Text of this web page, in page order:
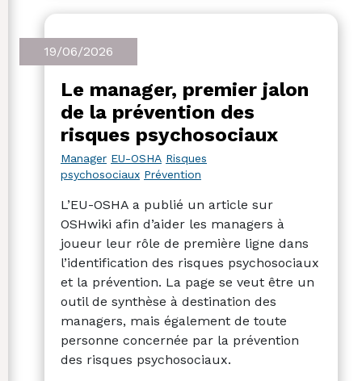
19/06/2026
Le manager, premier jalon
de la prévention des
risques psychosociaux
Manager EU-OSHA Risques
psychosociaux Prévention
L’EU-OSHA a publié un article sur
OSHwiki afin d’aider les managers à
joueur leur rôle de première ligne dans
l’identification des risques psychosociaux
et la prévention. La page se veut être un
outil de synthèse à destination des
managers, mais également de toute
personne concernée par la prévention
des risques psychosociaux.